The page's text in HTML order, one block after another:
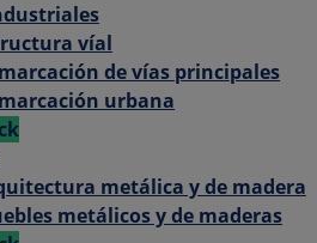
víal
de vías principales
urbana
metálica y de madera
metálicos y de maderas